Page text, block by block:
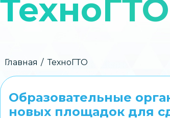
ТехноГТО
Строка
навигации
Главная ТехноГТО
Образовательные
новых площадок для